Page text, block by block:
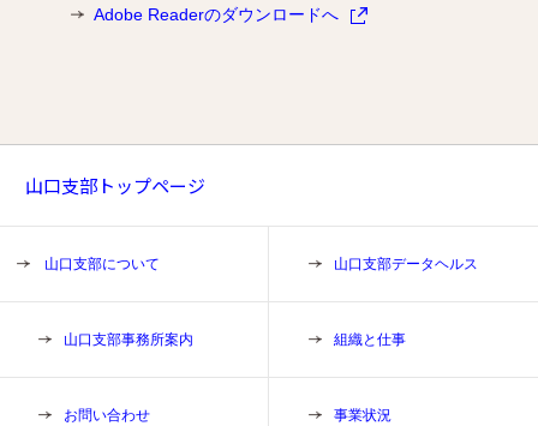
Adobe Readerのダウンロードへ
山口支部トップページ
山口支部について 山口支部データヘルス
山口支部事務所案内 組織と仕事
お問い合わせ 事業状況